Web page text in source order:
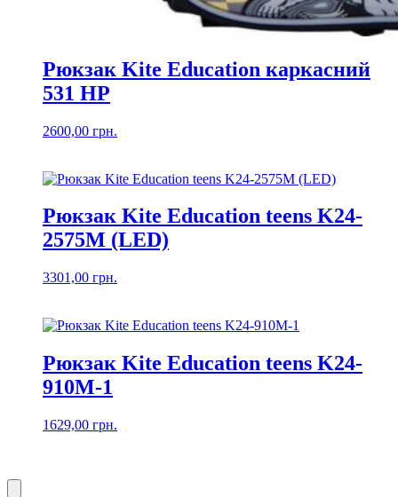
Рюкзак Kite Education каркасний
531 HP
2600,00 грн.
Рюкзак Kite Education teens K24-
2575M (LED)
3301,00 грн.
Рюкзак Kite Education teens K24-
910M-1
1629,00 грн.